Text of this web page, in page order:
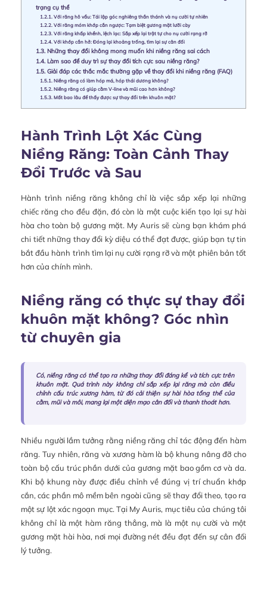
trạng cụ thể
1.2.1. Với răng hô vẩu: Tái lập góc nghiêng thần thánh và nụ cười tự nhiên
1.2.2. Với răng móm khớp cắn ngược: Tạm biệt gương mặt lưỡi cày
1.2.3. Với răng khấp khểnh, lệch lạc: Sắp xếp lại trật tự cho nụ cười rạng rỡ
1.2.4. Với khớp cắn hở: Đóng lại khoảng trống, tìm lại sự cân đối
1.3. Những thay đổi không mong muốn khi niềng răng sai cách
1.4. Làm sao để duy trì sự thay đổi tích cực sau niềng răng?
1.5. Giải đáp các thắc mắc thường gặp về thay đổi khi niềng răng (FAQ)
1.5.1. Niềng răng có làm hóp má, hóp thái dương không?
1.5.2. Niềng răng có giúp cằm V-line và mũi cao hơn không?
1.5.3. Mất bao lâu để thấy được sự thay đổi trên khuôn mặt?
Hành Trình Lột Xác Cùng
Niềng Răng: Toàn Cảnh Thay
Đổi Trước và Sau
Hành trình niềng răng không chỉ là việc sắp xếp lại những
chiếc răng cho đều đặn, đó còn là một cuộc kiến tạo lại sự hài
hòa cho toàn bộ gương mặt. My Auris sẽ cùng bạn khám phá
chi tiết những thay đổi kỳ diệu có thể đạt được, giúp bạn tự tin
bắt đầu hành trình tìm lại nụ cười rạng rỡ và một phiên bản tốt
hơn của chính mình.
Niềng răng có thực sự thay đổi
khuôn mặt không? Góc nhìn
từ chuyên gia
Có, niềng răng có thể tạo ra những thay đổi đáng kể và tích cực trên
khuôn mặt. Quá trình này không chỉ sắp xếp lại răng mà còn điều
chỉnh cấu trúc xương hàm, từ đó cải thiện sự hài hòa tổng thể của
cằm, mũi và môi, mang lại một diện mạo cân đối và thanh thoát hơn.
Nhiều người lầm tưởng rằng niềng răng chỉ tác động đến hàm
răng. Tuy nhiên, răng và xương hàm là bộ khung nâng đỡ cho
toàn bộ cấu trúc phần dưới của gương mặt bao gồm cơ và da.
Khi bộ khung này được điều chỉnh về đúng vị trí chuẩn khớp
cắn, các phần mô mềm bên ngoài cũng sẽ thay đổi theo, tạo ra
một sự lột xác ngoạn mục. Tại My Auris, mục tiêu của chúng tôi
không chỉ là một hàm răng thẳng, mà là một nụ cười và một
gương mặt hài hòa, nơi mọi đường nét đều đạt đến sự cân đối
lý tưởng.